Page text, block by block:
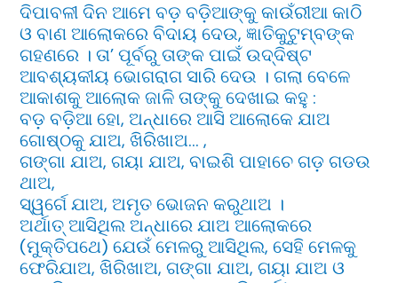
ଦିପାବଳୀ ଦିନ ଆମେ ବଡ଼ ବଡ଼ିଆଙ୍କୁ କାଉଁରୀଆ କାଠି
ଓ ବାଣ ଆଲୋକରେ ବିଦାୟ ଦେଉ, ଜ୍ଞାତିକୁଟୁମ୍ବଙ୍କ
ଗହଣରେ । ତା’ ପୂର୍ବରୁ ତାଙ୍କ ପାଇଁ ଉଦ୍ଦିଷ୍ଟ
ଆବଶ୍ୟକୀୟ ଭୋଗରାଗ ସାରି ଦେଉ । ଗଲା ବେଳେ
ଆକାଶକୁ ଆଲୋକ ଜାଳି ତାଙ୍କୁ ଦେଖାଇ କହୁ :
ବଡ଼ ବଡ଼ିଆ ହୋ, ଅନ୍ଧାରେ ଆସି ଆଲୋକେ ଯାଅ
ଗୋଷ୍ଠକୁ ଯାଅ, ଖିରିଖାଅ… ,
ଗଙ୍ଗା ଯାଅ, ଗୟା ଯାଅ, ବାଇଶି ପାହାଚେ ଗଡ଼ ଗଡଉ
ଥାଅ,
ସ୍ୱର୍ଗେ ଯାଅ, ଅମୃତ ଭୋଜନ କରୁଥାଅ ।
ଅର୍ଥାତ୍ ଆସିଥିଲ ଅନ୍ଧାରେ ଯାଅ ଆଲୋକରେ
(ମୁକ୍ତିପଥେ) ଯେଉଁ ମେଳରୁ ଆସିଥିଲ, ସେହି ମେଳକୁ
ଫେରିଯାଅ, ଖିରିଖାଅ, ଗଙ୍ଗା ଯାଅ, ଗୟା ଯାଅ ଓ